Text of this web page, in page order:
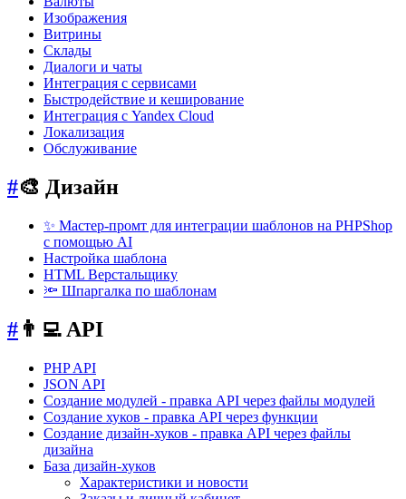
Изображения
Витрины
Склады
Диалоги и чаты
Интеграция с сервисами
Быстродействие и кеширование
Интеграция с Yandex Cloud
Локализация
Обслуживание
#🎨 Дизайн
✨ Мастер-промт для интеграции шаблонов на PHPShop
с помощью AI
Настройка шаблона
HTML Верстальщику
🔦 Шпаргалка по шаблонам
# 👨‍💻 API
PHP API
JSON API
Создание модулей - правка API через файлы модулей
Создание хуков - правка API через функции
Создание дизайн-хуков - правка API через файлы
дизайна
База дизайн-хуков
Характеристики и новости